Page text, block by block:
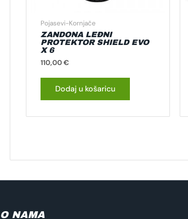
Pojasevi-Kornjače
ZANDONA LEĐNI
PROTEKTOR SHIELD EVO
X 6
110,00€
Dodaj u košaricu
O NAMA